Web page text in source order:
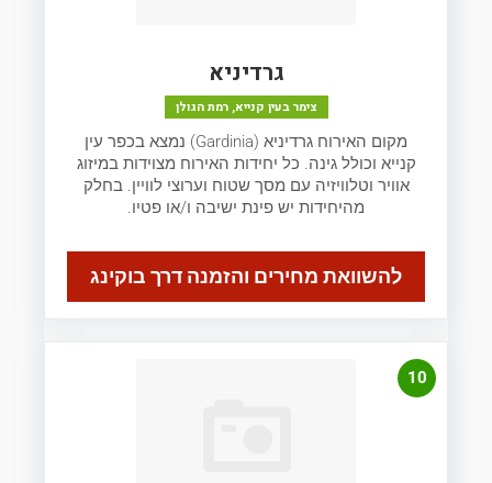
גרדיניא
צימר בעין קנייא, רמת הגולן
מקום האירוח גרדיניא (Gardinia) נמצא בכפר עין
קנייא וכולל גינה. כל יחידות האירוח מצוידות במיזוג
אוויר וטלוויזיה עם מסך שטוח וערוצי לוויין. בחלק
מהיחידות יש פינת ישיבה ו/או פטיו.
להשוואת מחירים והזמנה דרך בוקינג
10